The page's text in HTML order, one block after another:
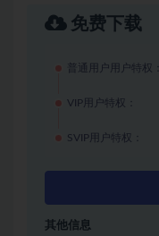
免费下载
普通用户用户特权：
VIP用户特权：
SVIP用户特权：
其他信息